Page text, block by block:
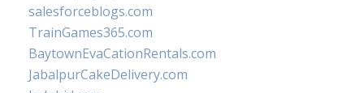
salesforceblogs.com
TrainGames365.com
BaytownEvaCationRentals.com
JabalpurCakeDelivery.com